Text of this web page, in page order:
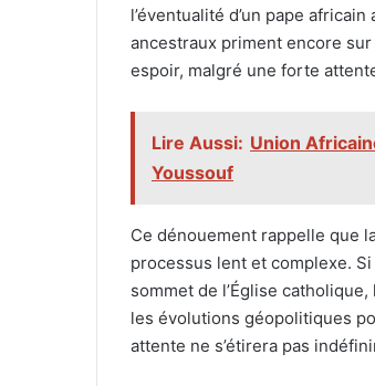
l’éventualité d’un pape
ancestraux priment encore
espoir, malgré une forte
Lire Aussi: Union
Youssouf
Ce dénouement rappelle que
processus lent et complexe.
sommet de l’Église
les évolutions géopolitiques
attente ne s’étirera pas